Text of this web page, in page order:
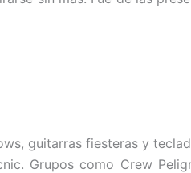
guitarras fiesteras y
Grupos como Crew